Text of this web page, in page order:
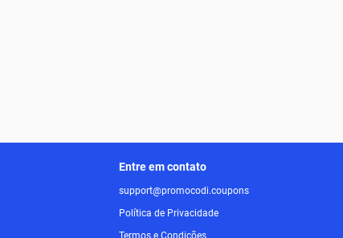
Entre em contato
support@promocodi.coupons
Política de Privacidade
Termos e Condições